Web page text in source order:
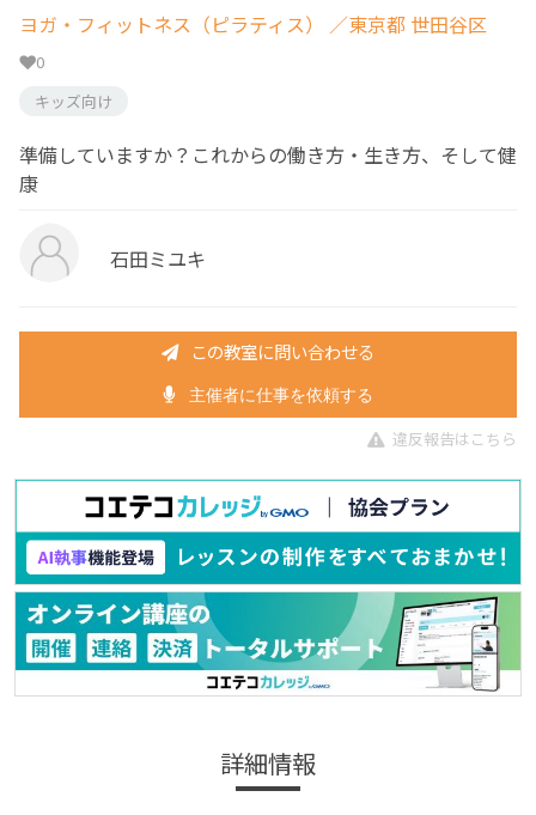
ヨガ・フィットネス（ピラティス） ／東京都 世田谷区
0
キッズ向け
準備していますか？これからの働き方・生き方、そして健
康
石田ミユキ
この教室に問い合わせる
主催者に仕事を依頼する
違反報告はこちら
詳細情報